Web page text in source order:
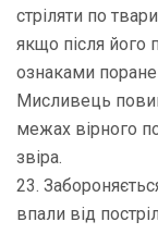
стріляти по
якщо після його
ознаками
Мисливець
межах вірного
звіра.
23.
впали від